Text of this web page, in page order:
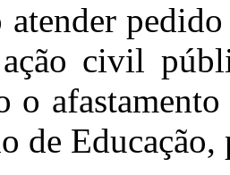
atender
civil
o
de